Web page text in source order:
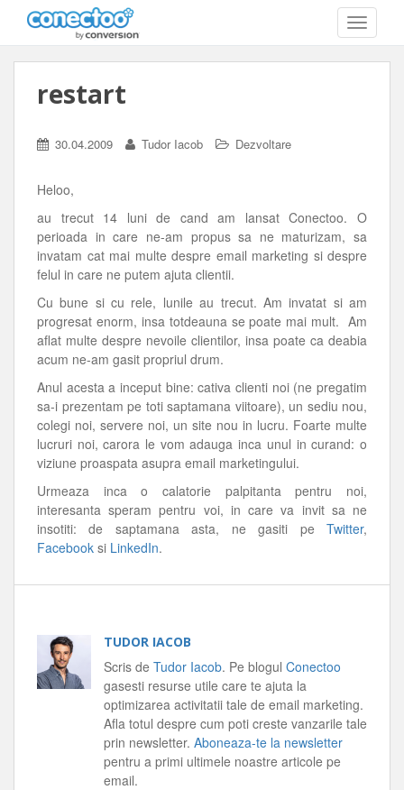
T
O
T
I
O
restart
30.04.2009 Tudor Iacob Dezvoltare
Heloo,
au trecut 14 luni de cand am lansat Conectoo. O
perioada in care ne-am propus sa ne maturizam, sa
invatam cat mai multe despre email marketing si despre
felul in care ne putem ajuta clientii.
Cu bune si cu rele, lunile au trecut. Am invatat si am
progresat enorm, insa totdeauna se poate mai mult. Am
aflat multe despre nevoile clientilor, insa poate ca deabia
acum ne-am gasit propriul drum.
Anul acesta a inceput bine: cativa clienti noi (ne pregatim
sa-i prezentam pe toti saptamana viitoare), un sediu nou,
colegi noi, servere noi, un site nou in lucru. Foarte multe
lucruri noi, carora le vom adauga inca unul in curand: o
viziune proaspata asupra email marketingului.
Urmeaza inca o calatorie palpitanta pentru noi,
interesanta speram pentru voi, in care va invit sa ne
insotiti: de saptamana asta, ne gasiti pe Twitter,
Facebook si LinkedIn.
TUDOR IACOB
Scris de Tudor Iacob. Pe blogul Conectoo
gasesti resurse utile care te ajuta la
optimizarea activitatii tale de email marketing.
Afla totul despre cum poti creste vanzarile tale
prin newsletter. Aboneaza-te la newsletter
pentru a primi ultimele noastre articole pe
email.